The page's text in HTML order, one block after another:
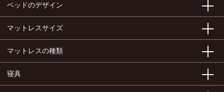
ベッドのデザイン
マットレスサイズ
マットレスの種類
寝具